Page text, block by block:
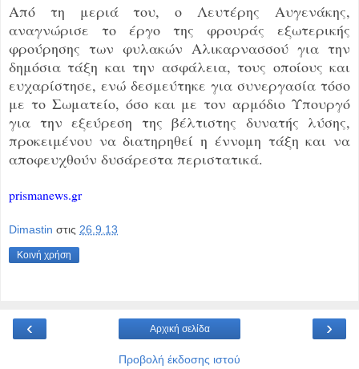
Από τη μεριά του, ο Λευτέρης Αυγενάκης,
αναγνώρισε το έργο της φρουράς εξωτερικής
φρούρησης των φυλακών Αλικαρνασσού για την
δημόσια τάξη και την ασφάλεια, τους οποίους και
ευχαρίστησε, ενώ δεσμεύτηκε για συνεργασία τόσο
με το Σωματείο, όσο και με τον αρμόδιο Υπουργό
για την εξεύρεση της βέλτιστης δυνατής λύσης,
προκειμένου να διατηρηθεί η έννομη τάξη και να
αποφευχθούν δυσάρεστα περιστατικά.
prismanews.gr
Dimastin στις 26.9.13
Κοινή χρήση
‹ ›
Αρχική σελίδα
Προβολή έκδοσης ιστού